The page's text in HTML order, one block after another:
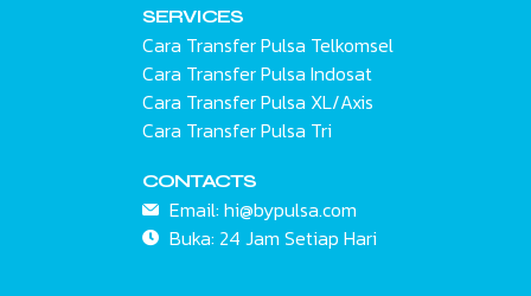
SERVICES
Cara Transfer Pulsa Telkomsel
Cara Transfer Pulsa Indosat
Cara Transfer Pulsa XL/Axis
Cara Transfer Pulsa Tri
CONTACTS
Email: hi@bypulsa.com
Buka: 24 Jam Setiap Hari